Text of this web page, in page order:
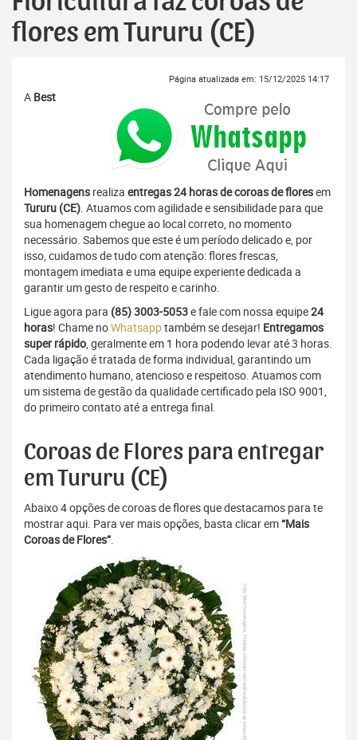
flores em Tururu (CE)
Página atualizada em: 15/12/2025 14:17
A Best
Homenagens realiza entregas 24 horas de coroas de floresem
Tururu (CE). Atuamos com agilidade e sensibilidade para que
sua homenagem chegue ao local correto, no momento
necessário. Sabemos que este é um período delicado e, por
isso, cuidamos de tudo com atenção: flores frescas,
montagem imediata e uma equipe experiente dedicada a
garantir um gesto de respeito e carinho.
Ligue agora para (85) 3003-5053e fale com nossa equipe24
horas! Chame noWhatsapptambém se desejar! Entregamos
super rápido, geralmente em 1 hora podendo levar até 3 horas.
Cada ligação é tratada de forma individual, garantindo um
atendimento humano, atencioso e respeitoso. Atuamos com
um sistema de gestão da qualidade certificado pela ISO 9001,
do primeiro contato até a entrega final.
Coroas de Flores para entregar
em Tururu (CE)
Abaixo 4 opções de coroas de flores que destacamos para te
mostrar aqui. Para ver mais opções, basta clicar em“Mais
Coroas de Flores”.